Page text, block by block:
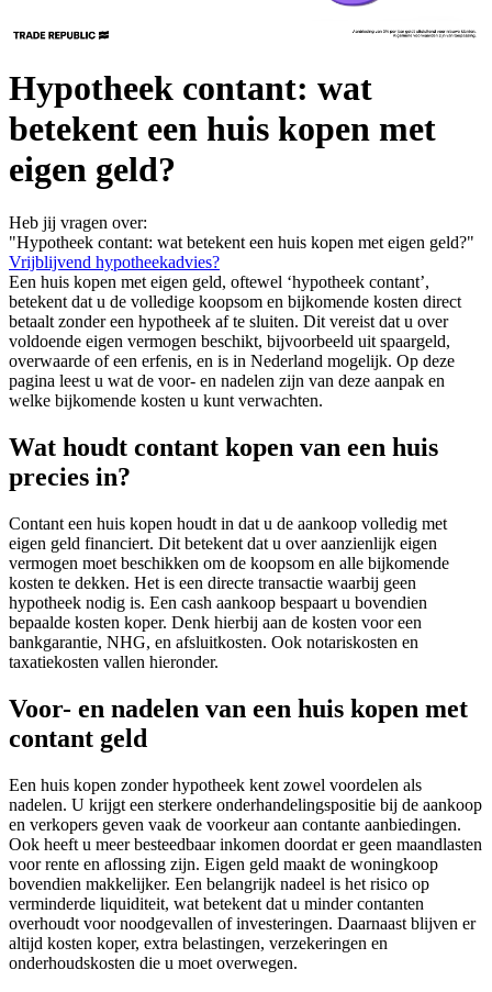
Hypotheek contant: wat
betekent een huis kopen met
eigen geld?
Heb jij vragen over:
"Hypotheek contant: wat betekent een huis kopen met eigen geld?"
Vrijblijvend hypotheekadvies?
Een huis kopen met eigen geld, oftewel ‘hypotheek contant’,
betekent dat u de volledige koopsom en bijkomende kosten direct
betaalt zonder een hypotheek af te sluiten. Dit vereist dat u over
voldoende eigen vermogen beschikt, bijvoorbeeld uit spaargeld,
overwaarde of een erfenis, en is in Nederland mogelijk. Op deze
pagina leest u wat de voor- en nadelen zijn van deze aanpak en
welke bijkomende kosten u kunt verwachten.
Wat houdt contant kopen van een huis
precies in?
Contant een huis kopen houdt in dat u de aankoop volledig met
eigen geld financiert. Dit betekent dat u over aanzienlijk eigen
vermogen moet beschikken om de koopsom en alle bijkomende
kosten te dekken. Het is een directe transactie waarbij geen
hypotheek nodig is. Een cash aankoop bespaart u bovendien
bepaalde kosten koper. Denk hierbij aan de kosten voor een
bankgarantie, NHG, en afsluitkosten. Ook notariskosten en
taxatiekosten vallen hieronder.
Voor- en nadelen van een huis kopen met
contant geld
Een huis kopen zonder hypotheek kent zowel voordelen als
nadelen. U krijgt een sterkere onderhandelingspositie bij de aankoop
en verkopers geven vaak de voorkeur aan contante aanbiedingen.
Ook heeft u meer besteedbaar inkomen doordat er geen maandlasten
voor rente en aflossing zijn. Eigen geld maakt de woningkoop
bovendien makkelijker. Een belangrijk nadeel is het risico op
verminderde liquiditeit, wat betekent dat u minder contanten
overhoudt voor noodgevallen of investeringen. Daarnaast blijven er
altijd kosten koper, extra belastingen, verzekeringen en
onderhoudskosten die u moet overwegen.